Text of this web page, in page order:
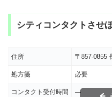
シティコンタクトさせ
住所 〒857-0855
処方箋 必要
コンタクト受付時間 ―